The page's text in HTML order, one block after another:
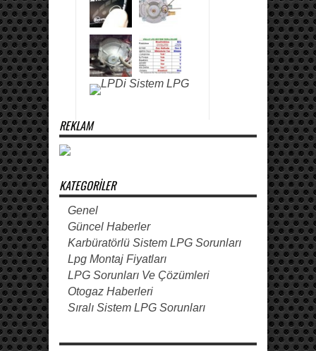
REKLAM
KATEGORILER
Genel
Güncel Haberler
Karbüratörlü Sistem LPG Sorunları
Lpg Montaj Fiyatları
LPG Sorunları Ve Çözümleri
Otogaz Haberleri
Sıralı Sistem LPG Sorunları